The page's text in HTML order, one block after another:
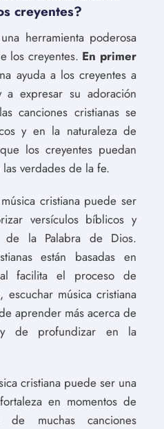
creyentes?
herramienta poderosa
los creyentes. En primer
ayuda a los creyentes a
expresar su adoración
canciones cristianas se
y en la naturaleza de
los creyentes puedan
verdades de la fe.
cristiana puede ser
versículos bíblicos y
de la Palabra de Dios.
están basadas en
facilita el proceso de
escuchar música cristiana
aprender más acerca de
de profundizar en la
cristiana puede ser una
en momentos de
de muchas canciones